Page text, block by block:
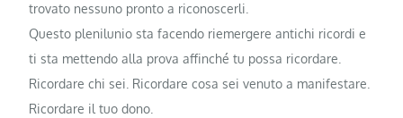
trovato nessuno pronto a riconoscerli.
Questo plenilunio sta facendo riemergere antichi ricordi e
ti sta mettendo alla prova affinché tu possa ricordare.
Ricordare chi sei. Ricordare cosa sei venuto a manifestare.
Ricordare il tuo dono.